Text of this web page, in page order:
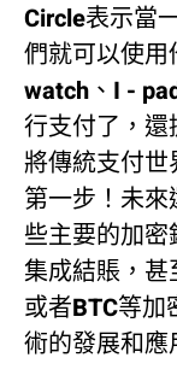
Circle表示當
們就可以使
watch、I -
行支付了，還
將傳統支付
第一步！未
些主要的加
集成結賬，甚
或者BTC等
術的發展和應